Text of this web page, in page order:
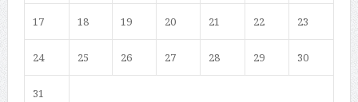
17 18 19 20 21 22 23
24 25 26 27 28 29 30
31